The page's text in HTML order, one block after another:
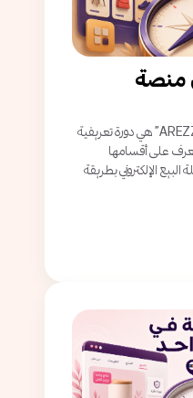
منصة
دورة “الانطلاقة في منصة AREZZONA” هي دورة تعريفية
على أقسامها
الإلكتروني بطريقة